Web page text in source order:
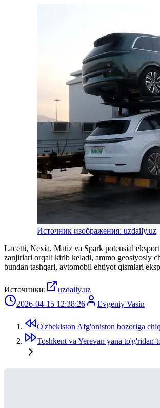
Источник изображения: uzdaily.uz
Lacetti, Nexia, Matiz va Spark potensial
zanjirlari orqali kirib keladi, ammo geosiyosiy
bundan tashqari, avtomobil ehtiyot qismlari
Источники:
uzdaily.uz
2026-04-15 12:38:26
Evgeniy Vasin
O'zbekiston Afg'oniston bozoriga
Toshkent va Yerevan yana